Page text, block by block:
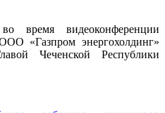
время видеоконференции
«Газпром энергохолдинг»
Чеченской Республики